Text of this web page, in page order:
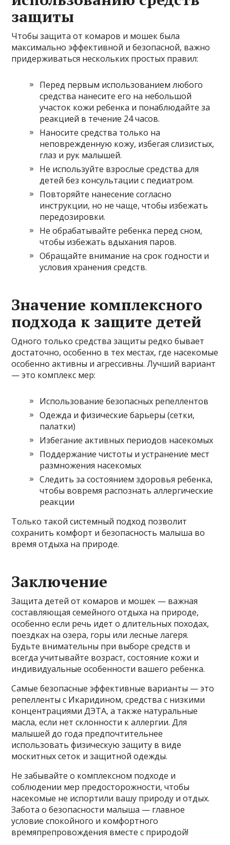
защиты
Чтобы защита от комаров и мошек была
максимально эффективной и безопасной, важно
придерживаться нескольких простых правил:
Перед первым использованием любого
средства нанесите его на небольшой
участок кожи ребенка и понаблюдайте за
реакцией в течение 24 часов.
Наносите средства только на
неповрежденную кожу, избегая слизистых,
глаз и рук малышей.
Не используйте взрослые средства для
детей без консультации с педиатром.
Повторяйте нанесение согласно
инструкции, но не чаще, чтобы избежать
передозировки.
Не обрабатывайте ребенка перед сном,
чтобы избежать вдыхания паров.
Обращайте внимание на срок годности и
условия хранения средств.
Значение комплексного
подхода к защите детей
Одного только средства защиты редко бывает
достаточно, особенно в тех местах, где насекомые
особенно активны и агрессивны. Лучший вариант
— это комплекс мер:
Использование безопасных репеллентов
Одежда и физические барьеры (сетки,
палатки)
Избегание активных периодов насекомых
Поддержание чистоты и устранение мест
размножения насекомых
Следить за состоянием здоровья ребенка,
чтобы вовремя распознать аллергические
реакции
Только такой системный подход позволит
сохранить комфорт и безопасность малыша во
время отдыха на природе.
Заключение
Защита детей от комаров и мошек — важная
составляющая семейного отдыха на природе,
особенно если речь идет о длительных походах,
поездках на озера, горы или лесные лагеря.
Будьте внимательны при выборе средств и
всегда учитывайте возраст, состояние кожи и
индивидуальные особенности вашего ребенка.
Самые безопасные эффективные варианты — это
репелленты с Икаридином, средства с низкими
концентрациями ДЭТА, а также натуральные
масла, если нет склонности к аллергии. Для
малышей до года предпочтительнее
использовать физическую защиту в виде
москитных сеток и защитной одежды.
Не забывайте о комплексном подходе и
соблюдении мер предосторожности, чтобы
насекомые не испортили вашу природу и отдых.
Забота о безопасности малыша — главное
условие спокойного и комфортного
времяпрепровождения вместе с природой!